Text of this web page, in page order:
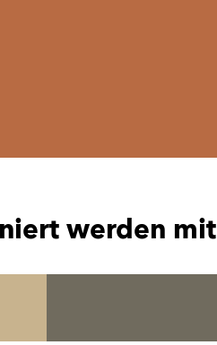
werden mit